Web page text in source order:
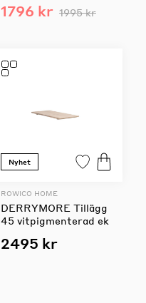
1796 kr 1995 kr
Nyhet
ROWICO HOME
DERRYMORE Tillägg
45 vitpigmenterad ek
2495 kr